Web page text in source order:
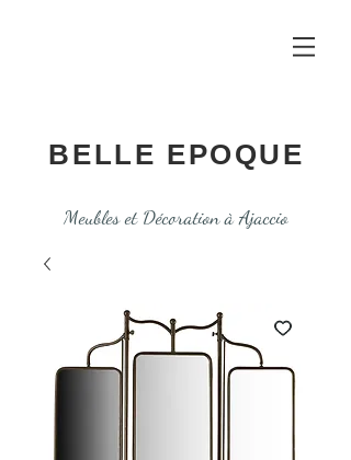
BELLE EPOQUE
Meubles et Décoration à Ajaccio